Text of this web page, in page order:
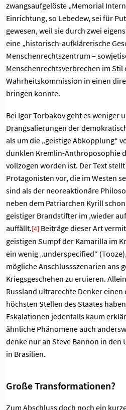
zwangsaufgelöste „Memorial
Einrichtung, so Lebedew, sei für
gewesen, weil sie durch zwei
eine „historisch-aufklärerische
Menschenrechtszentrum –
Menschenrechtsverbrechen im Stil
Wahrheitskommission in einen
bringen konnte.
Bei Igor Torbakov geht es weniger
Drangsalierungen der
als um die „geistige Abkopplung“
dunklen Kremlin-Anthroposophie
vollzogen worden ist. Der Text
Protagonisten vor, die im Westen
sind als der neoreaktionäre
neben dem Patriarchen Kyrill
geistiger Brandstifter im ,wieder
auffällt.[4] Beiträge dieser Art
geistigen Sumpf der Kamarilla im
ein wenig „underspecified“
mögliche Anschlussszenarien ans
Kriegsgeschehen zu eruieren.
Russland ultrarechte Denker
höchsten Stellen des Staates
Eskalationen jedenfalls kaum
ähnliche Phänomene auch
denke nur an Steve Bannon in den
in Brasilien.
Große Transformationen?
Zum Abschluss doch noch ein